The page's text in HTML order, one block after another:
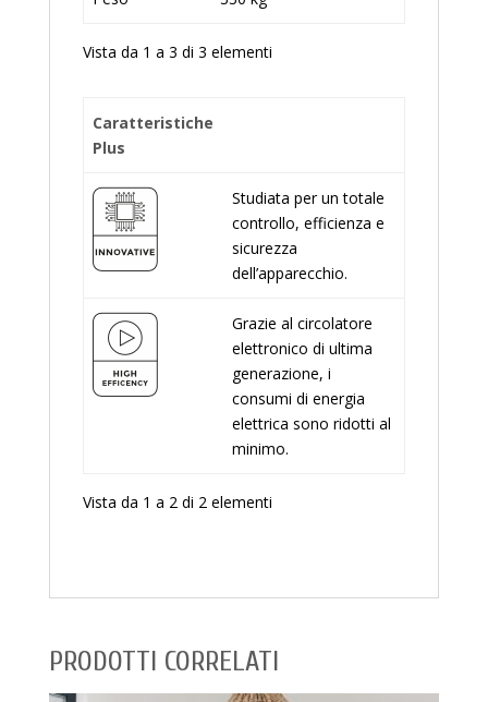
Vista da 1 a 3 di 3 elementi
Caratteristiche
Plus
Studiata per un totale
controllo, efficienza e
sicurezza
dell’apparecchio.
Grazie al circolatore
elettronico di ultima
generazione, i
consumi di energia
elettrica sono ridotti al
minimo.
Vista da 1 a 2 di 2 elementi
PRODOTTI CORRELATI